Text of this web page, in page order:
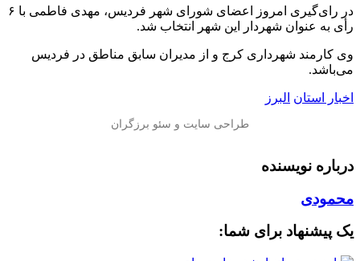
در رای‌گیری امروز اعضای شورای شهر فردیس، مهدی فاطمی با ۶
رأی به عنوان شهردار این شهر انتخاب شد.
وی کارمند شهرداری کرج و از مدیران سابق مناطق در فردیس
می‌باشد.
اخبار استان البرز
درباره نویسنده
محمودی
یک پیشنهاد برای شما: